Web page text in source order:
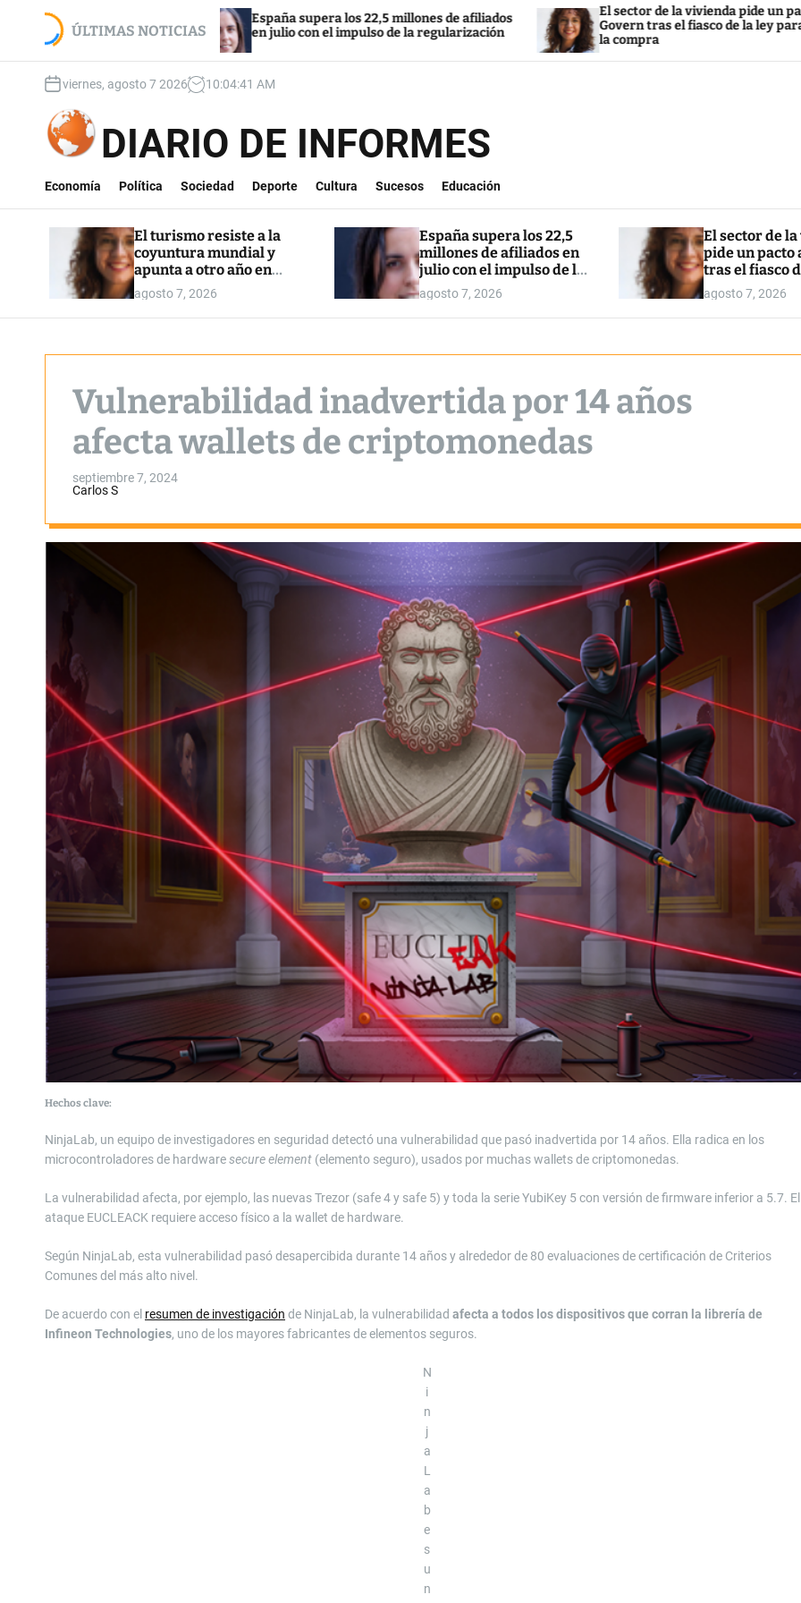
e
ÚLTIMAS NOTICIAS
y
España supera los 22,5 millones de afiliados
en julio con el impulso de la regularización
El sector de la vivienda pide un pacto al
Govern tras el fiasco de la ley para restringir
la compra
viernes, agosto 7 2026 10:04:42 AM
DIARIO DE INFORMES
Economía Política Sociedad Deporte Cultura Sucesos Educación
El turismo resiste a la
coyuntura mundial y
apunta a otro año en
máximos
agosto 7, 2026
España supera los 22,5
millones de afiliados en
julio con el impulso de la
regularización
agosto 7, 2026
El sector de
pide un pacto
tras el fiasco
para
compra
agosto 7, 2026
Vulnerabilidad inadvertida por 14 años
afecta wallets de criptomonedas
septiembre 7, 2024
Carlos S
Hechos clave:
NinjaLab, un equipo de investigadores en seguridad detectó una vulnerabilidad que pasó inadvertida por 14 años. Ella radica en los
microcontroladores de hardwaresecure element (elemento seguro), usados por muchas wallets de criptomonedas.
La vulnerabilidad afecta, por ejemplo, las nuevas Trezor (safe 4 y safe 5) y toda la serie YubiKey 5 con versión de firmware inferior a 5.7. El
ataque EUCLEACK requiere acceso físico a la wallet de hardware.
Según NinjaLab, esta vulnerabilidad pasó desapercibida durante 14 años y alrededor de 80 evaluaciones de certificación de Criterios
Comunes del más alto nivel.
De acuerdo con el resumen de investigación de NinjaLab, la vulnerabilidad afecta a todos los dispositivos que corran la librería de
Infineon Technologies, uno de los mayores fabricantes de elementos seguros.
N
i
n
j
a
L
a
b
e
s
u
n